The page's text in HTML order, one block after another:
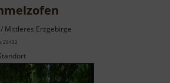
Mittleres Erzgebirge
26432